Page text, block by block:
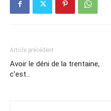
Article précédent
Avoir le déni de la trentaine,
c’est…